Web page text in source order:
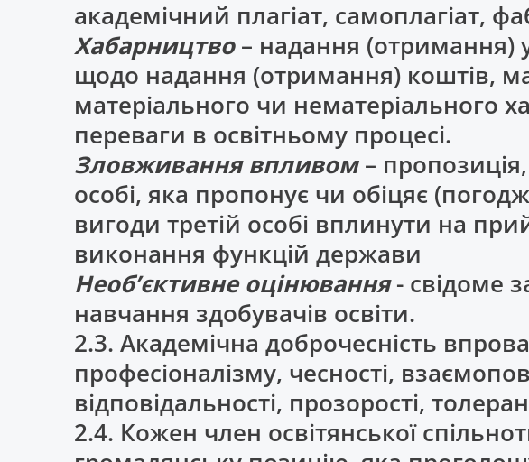
академічний плагіат, самоплагіат,
Хабарництво – надання (отримання)
щодо надання (отримання) коштів,
матеріального чи нематеріального
переваги в освітньому процесі.
Зловживання впливом –
особі, яка пропонує чи обіцяє
вигоди третій особі вплинути на
виконання функцій держави
Необ’єктивне оцінювання- свідоме
навчання здобувачів освіти.
2.3. Академічна доброчесність
професіоналізму, чесності,
відповідальності, прозорості,
2.4. Кожен член освітянської